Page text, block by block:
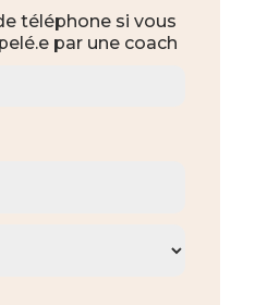
téléphone si vous
par une coach